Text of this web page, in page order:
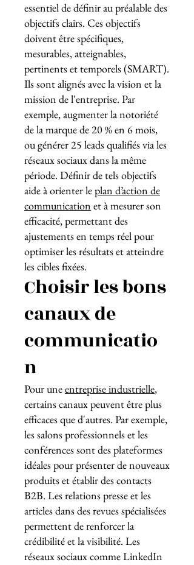
essentiel de définir au préalable des
objectifs clairs. Ces objectifs
doivent être spécifiques,
mesurables, atteignables,
pertinents et temporels (SMART).
Ils sont alignés avec la vision et la
mission de l'entreprise. Par
exemple, augmenter la notoriété
de la marque de 20 % en 6 mois,
ou générer 25 leads qualifiés via les
réseaux sociaux dans la même
période. Définir de tels objectifs
aide à orienter leplan d’action de
communication et à mesurer son
efficacité, permettant des
ajustements en temps réel pour
optimiser les résultats et atteindre
les cibles fixées.
Choisir les bons
canaux de
communicatio
n
Pour uneentreprise industrielle,
certains canaux peuvent être plus
efficaces que d'autres. Par exemple,
les salons professionnels et les
conférences sont des plateformes
idéales pour présenter de nouveaux
produits et établir des contacts
B2B. Les relations presse et les
articles dans des revues spécialisées
permettent de renforcer la
crédibilité et la visibilité. Les
réseaux sociaux comme LinkedIn